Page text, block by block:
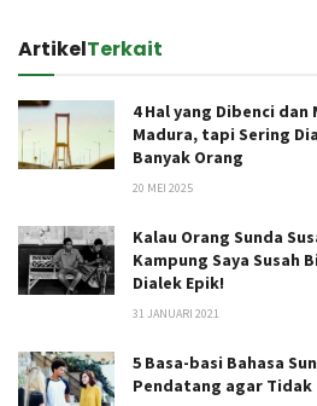
ArtikelTerkait
4 Hal yang Dibenci
Madura, tapi Sering
Banyak Orang
20 MEI 2025
Kalau Orang Sunda
Kampung Saya Susah
Dialek Epik!
31 JANUARI 2021
5 Basa-basi Bahasa
Pendatang agar Tidak